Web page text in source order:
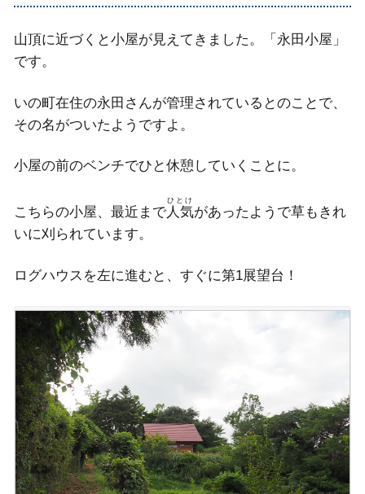
山頂に近づくと小屋が見えてきました。「永田小屋」
です。
いの町在住の永田さんが管理されているとのことで、
その名がついたようですよ。
小屋の前のベンチでひと休憩していくことに。
こちらの小屋、最近まで人気
ひとけ
があったようで草もきれ
いに刈られています。
ログハウスを左に進むと、すぐに第1展望台！